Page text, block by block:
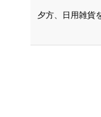
夕方、日用雑貨